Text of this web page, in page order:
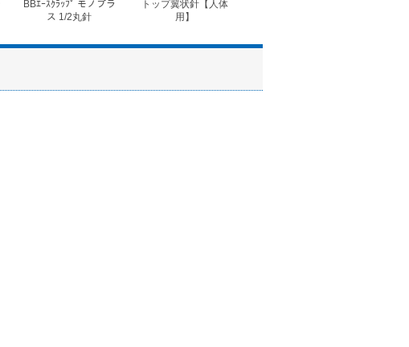
BBｴｰｽｸﾗｯﾌﾟ モノプラ
ス 1/2丸針
トップ翼状針【人体
用】